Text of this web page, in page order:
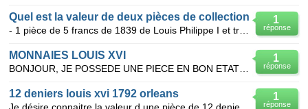
1
réponse
Quel est la valeur de deux pièces de collection
1
réponse
MONNAIES LOUIS XVI
1
réponse
12 deniers louis xvi 1792 orleans